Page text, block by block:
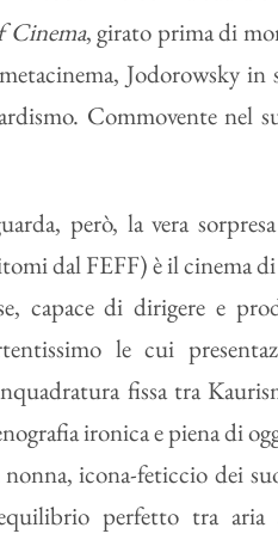
Cinema, girato prima di
Jodorowsky in
Commovente nel
però, la vera
dal FEFF) è il cinema
capace di dirigere e
le cui
fissa tra
ironica e piena di
icona-feticcio dei
perfetto tra aria